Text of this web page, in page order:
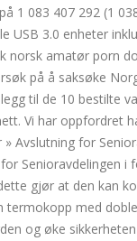
1 083 407 292 (1
USB 3.0 enheter
norsk amatør porn
på å saksøke
til de 10 bestilte
Vi har oppfordret
Avslutning for
Senioravdelingen
gjør at den kan
termokopp med
og øke